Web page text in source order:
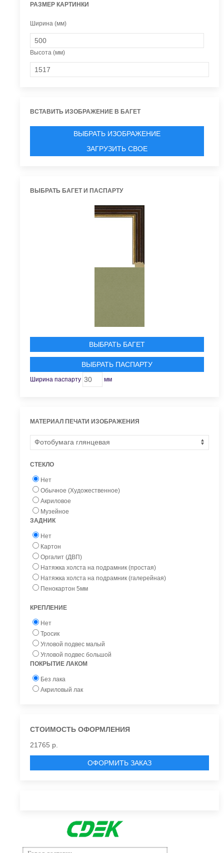
РАЗМЕР КАРТИНКИ
Ширина (мм)
Высота (мм)
ВСТАВИТЬ ИЗОБРАЖЕНИЕ В БАГЕТ
ВЫБРАТЬ ИЗОБРАЖЕНИЕ
ЗАГРУЗИТЬ СВОЕ
ВЫБРАТЬ БАГЕТ И ПАСПАРТУ
ВЫБРАТЬ БАГЕТ
ВЫБРАТЬ ПАСПАРТУ
Ширина паспарту мм
МАТЕРИАЛ ПЕЧАТИ ИЗОБРАЖЕНИЯ
СТЕКЛО
Нет
Обычное (Художественное)
Акриловое
Музейное
ЗАДНИК
Нет
Картон
Оргалит (ДВП)
Натяжка холста на подрамник (простая)
Натяжка холста на подрамник (галерейная)
Пенокартон 5мм
КРЕПЛЕНИЕ
Нет
Тросик
Угловой подвес малый
Угловой подвес большой
ПОКРЫТИЕ ЛАКОМ
Без лака
Акриловый лак
СТОИМОСТЬ ОФОРМЛЕНИЯ
21765 р.
ОФОРМИТЬ ЗАКАЗ